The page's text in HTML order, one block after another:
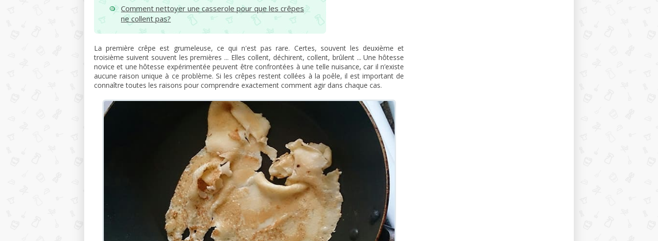
Comment nettoyer une casserole pour que les crêpes
ne collent pas?
La première crêpe est grumeleuse, ce qui n'est pas rare. Certes, souvent les deuxième et
troisième suivent souvent les premières ... Elles collent, déchirent, collent, brûlent ... Une hôtesse
novice et une hôtesse expérimentée peuvent être confrontées à une telle nuisance, car il n’existe
aucune raison unique à ce problème. Si les crêpes restent collées à la poêle, il est important de
connaître toutes les raisons pour comprendre exactement comment agir dans chaque cas.